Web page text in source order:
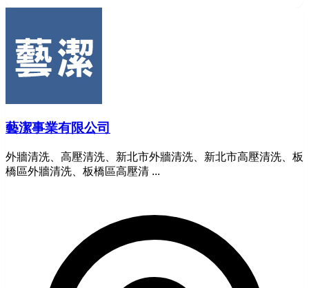
藝潔事業有限公司
外牆清洗、高壓清洗、新北市外牆清洗、新北市高壓清洗、板
橋區外牆清洗、板橋區高壓清 ...